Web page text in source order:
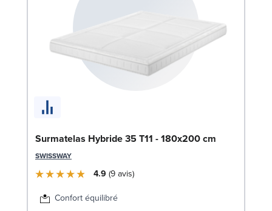
Surmatelas Hybride 35 T11 - 180x200 cm
SWISSWAY
4.9 9avis
Confort équilibré